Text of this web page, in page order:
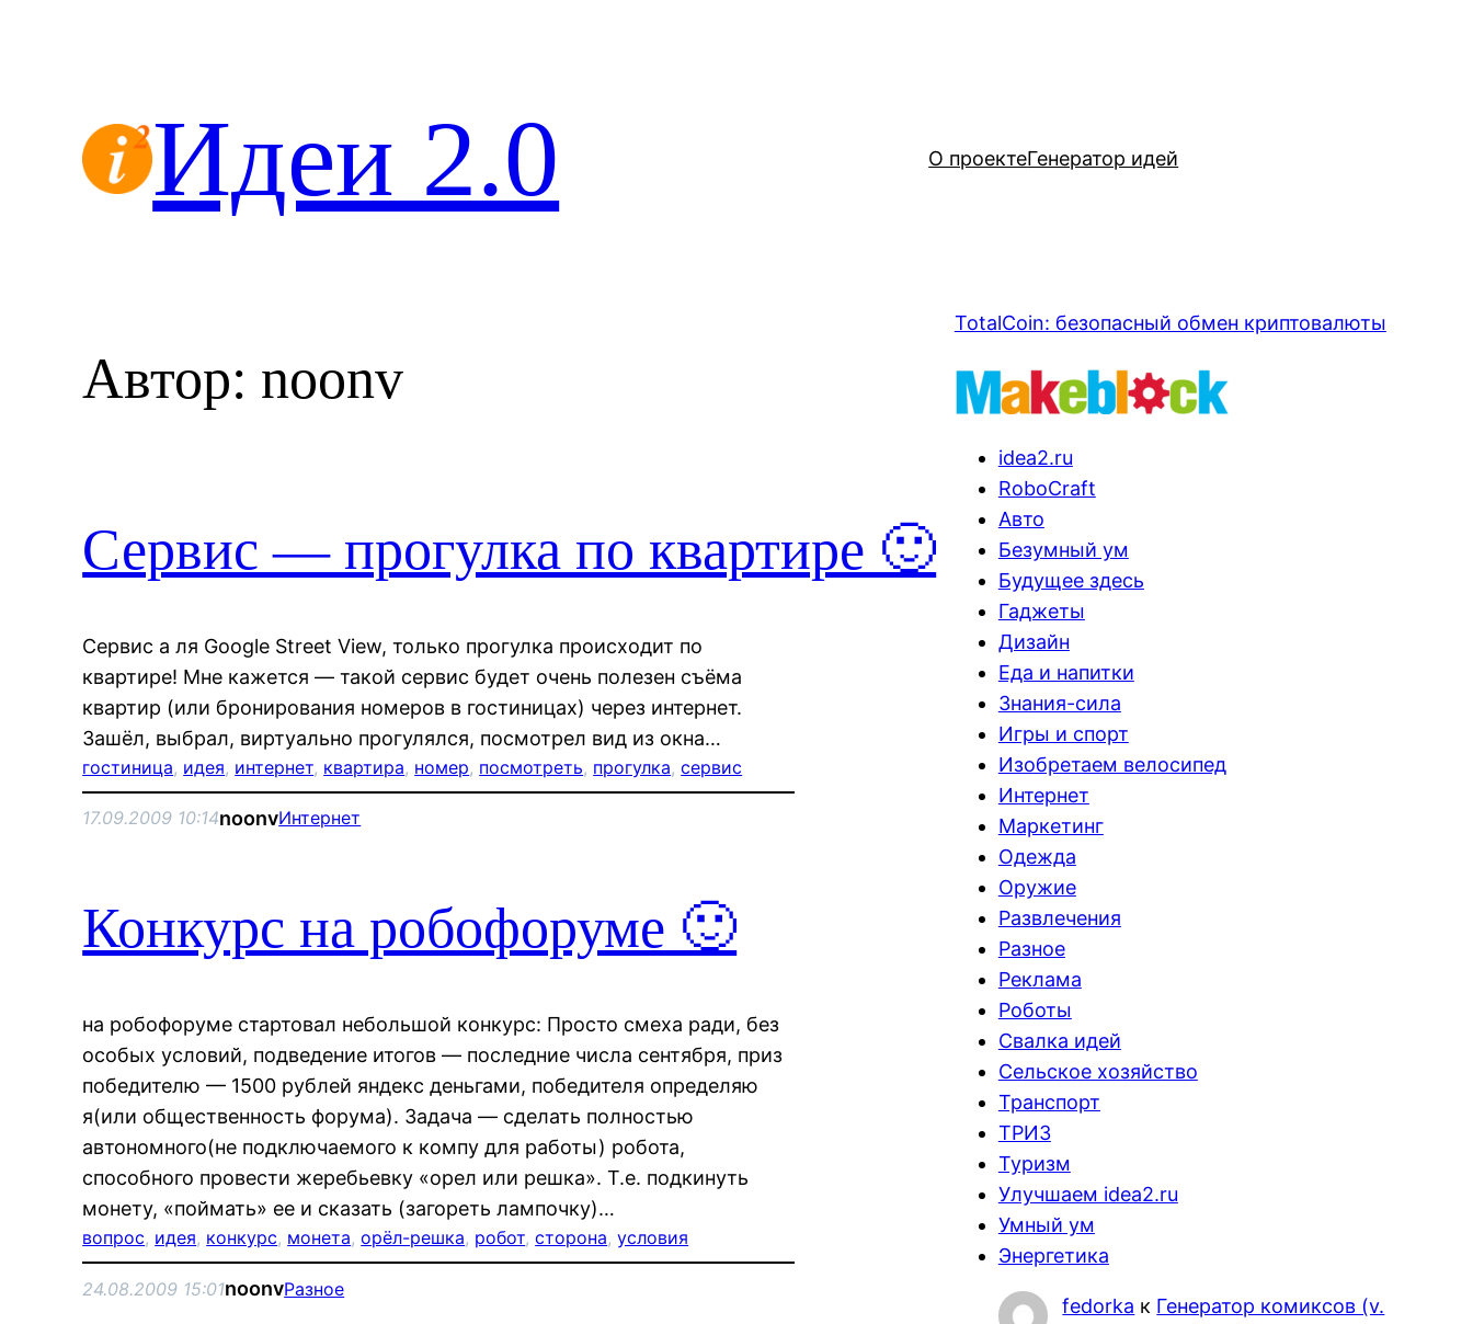
Идеи 2.0 О проектеГенератор идей
Автор: noonv
Сервис — прогулка по квартире 🙂
Сервис а ля Google Street View, только прогулка происходит по
квартире! Мне кажется — такой сервис будет очень полезен съёма
квартир (или бронирования номеров в гостиницах) через интернет.
Зашёл, выбрал, виртуально прогулялся, посмотрел вид из окна…
гостиница, идея, интернет, квартира, номер, посмотреть, прогулка, сервис
17.09.2009 10:14noonvИнтернет
Конкурс на робофоруме 🙂
на робофоруме стартовал небольшой конкурс: Просто смеха ради, без
особых условий, подведение итогов — последние числа сентября, приз
победителю — 1500 рублей яндекс деньгами, победителя определяю
я(или общественность форума). Задача — сделать полностью
автономного(не подключаемого к компу для работы) робота,
способного провести жеребьевку «орел или решка». Т.е. подкинуть
монету, «поймать» ее и сказать (загореть лампочку)…
вопрос, идея, конкурс, монета, орёл-решка, робот, сторона, условия
24.08.2009 15:01noonvРазное
TotalCoin: безопасный обмен криптовалюты
idea2.ru
RoboCraft
Авто
Безумный ум
Будущее здесь
Гаджеты
Дизайн
Еда и напитки
Знания-сила
Игры и спорт
Изобретаем велосипед
Интернет
Маркетинг
Одежда
Оружие
Развлечения
Разное
Реклама
Роботы
Свалка идей
Сельское хозяйство
Транспорт
ТРИЗ
Туризм
Улучшаем idea2.ru
Умный ум
Энергетика
fedorka к Генератор комиксов (v.